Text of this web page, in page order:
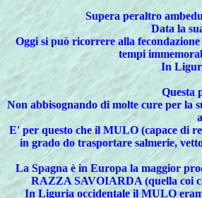
Supera peraltro
Data la
Oggi si può ricorrere alla
tempi
In
Questa
Non abbisognando di molte cure per la
E' per questo che il MULO (capace di
in grado do trasportare salmerie,
La Spagna è in Europa la maggior
RAZZA SAVOIARDA (quella coi
In Liguria occidentale il MULO